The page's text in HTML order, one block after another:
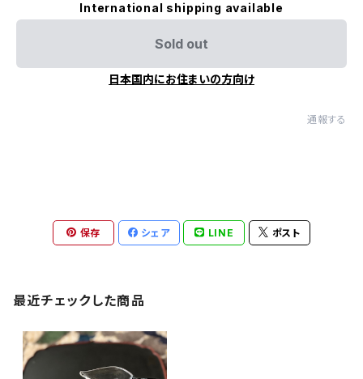
International shipping available
Sold out
日本国内にお住まいの方向け
通報する
保存 シェア LINE ポスト
最近チェックした商品